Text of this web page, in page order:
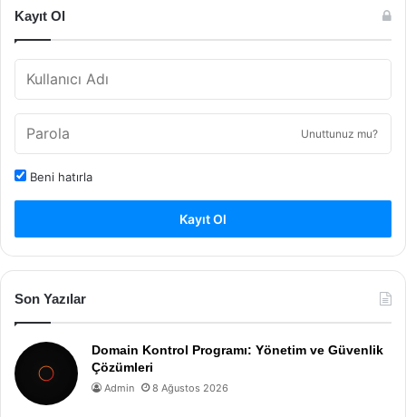
Kayıt Ol
Unuttunuz mu?
Beni hatırla
Kayıt Ol
Son Yazılar
Domain Kontrol Programı: Yönetim ve Güvenlik
Çözümleri
Admin 8 Ağustos 2026